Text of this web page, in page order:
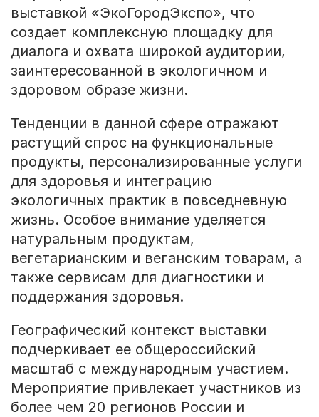
выставкой «ЭкоГородЭкспо», что
создает комплексную площадку для
диалога и охвата широкой аудитории,
заинтересованной в экологичном и
здоровом образе жизни.
Тенденции в данной сфере отражают
растущий спрос на функциональные
продукты, персонализированные услуги
для здоровья и интеграцию
экологичных практик в повседневную
жизнь. Особое внимание уделяется
натуральным продуктам,
вегетарианским и веганским товарам, а
также сервисам для диагностики и
поддержания здоровья.
Географический контекст выставки
подчеркивает ее общероссийский
масштаб с международным участием.
Мероприятие привлекает участников из
более чем 20 регионов России и